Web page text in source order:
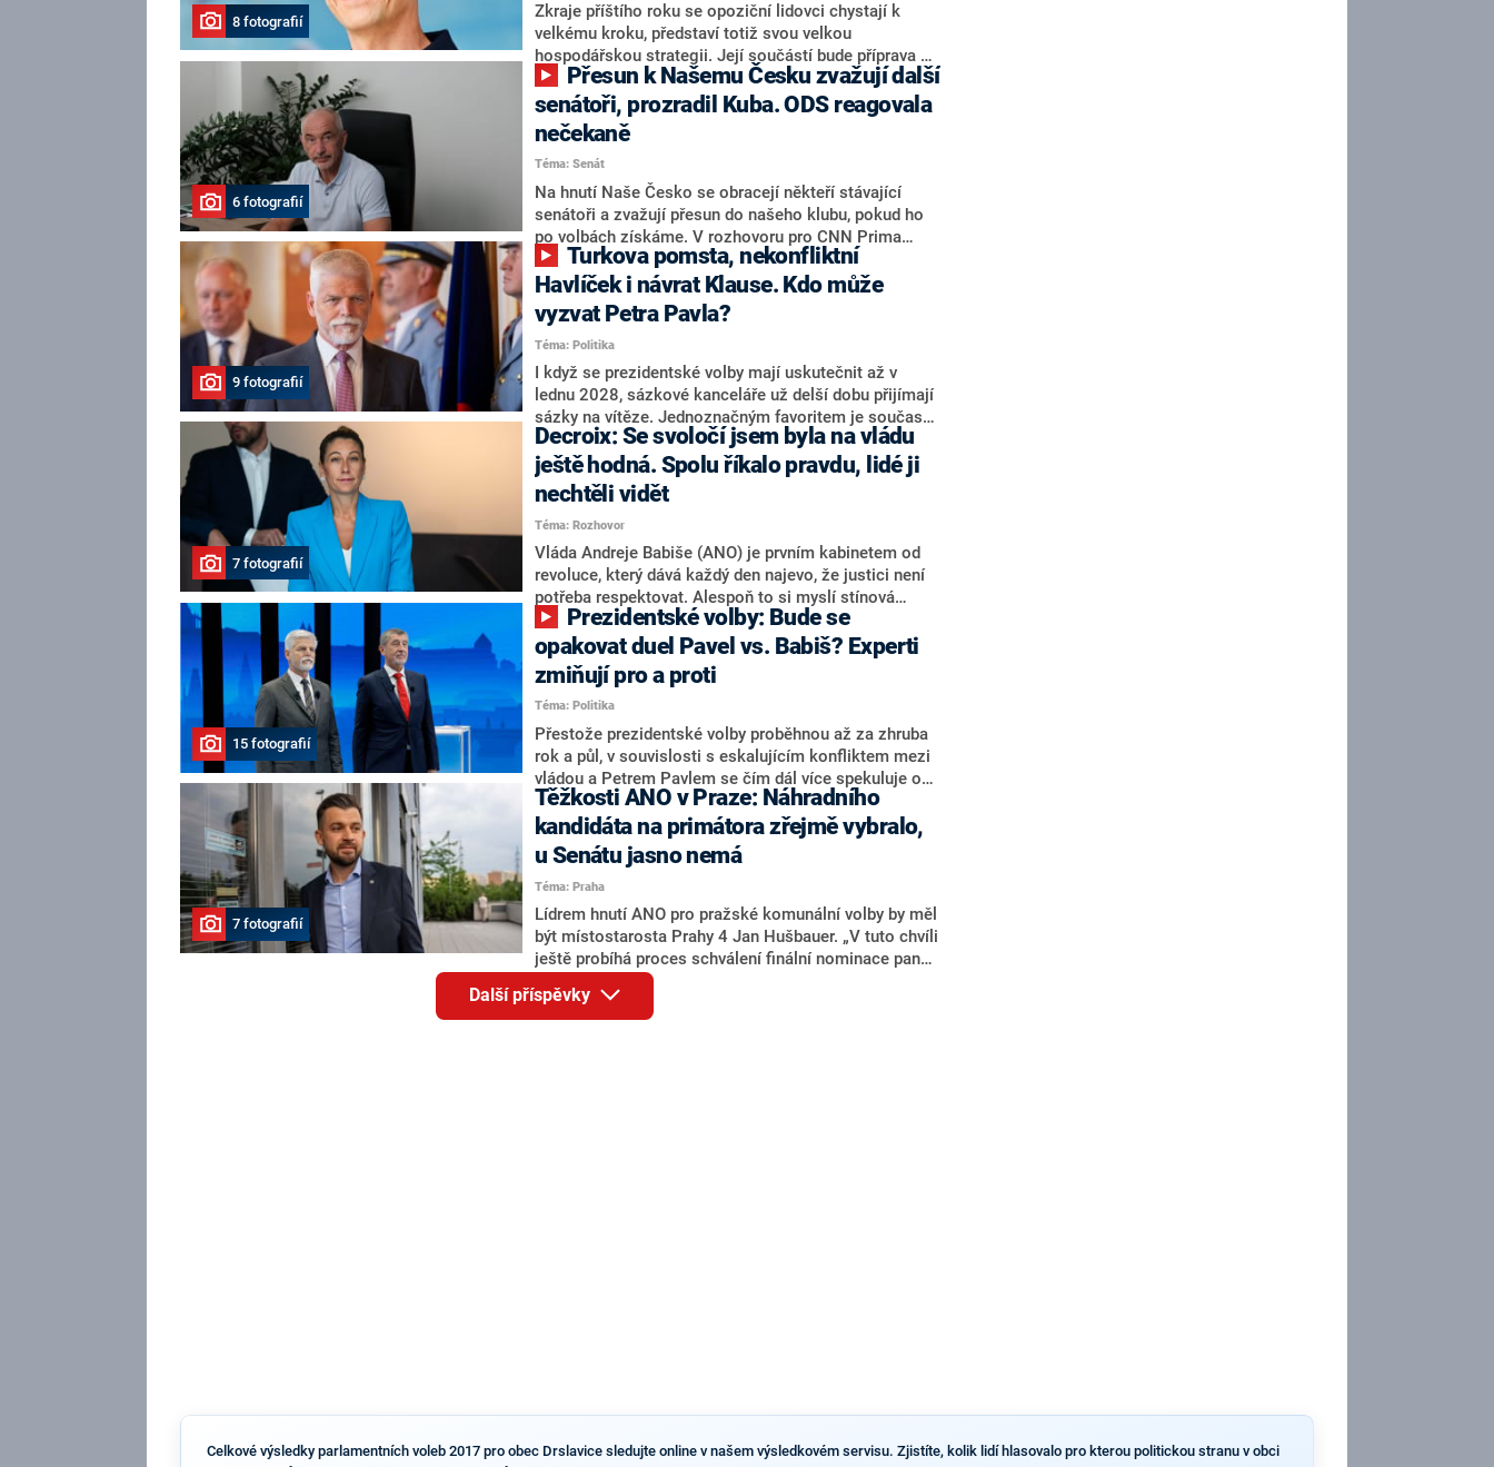
8 fotografií
Zkraje příštího roku se opoziční lidovci chystají k
velkému kroku, představí totiž svou velkou
hospodářskou strategii. Její součástí bude příprava na
stárnutí populace, řekl ve středu na setkání s novináři
nový předseda lidovců Jan Grolich. Ten zároveň v
senátních volbách kandiduje ve Vyškově. Popsal i
aktivitu opozice, o níž vládní strany nebo političtí
komentátoři mluví jako o slabé a v defenzivě. „Je to
úmorná práce upozorňovat na chyby vlády. Ministři s
námi navíc nechodí do debat. Chceme ale ukazovat
svoje témata,“ odpověděl Grolich na dotaz CNN Prima
NEWS.
6 fotografií
senátoři, prozradil Kuba. ODS reagovala
nečekaně
Téma: Senát
Na hnutí Naše Česko se obracejí někteří stávající
senátoři a zvažují přesun do našeho klubu, pokud ho
po volbách získáme. V rozhovoru pro CNN Prima
NEWS to řekl zakladatel hnutí a jihočeský hejtman
Martin Kuba. Konkrétní nebyl, ale získat by takto mohl
například senátora Zdeňka Hrabu, který je dnes
součástí klubu ODS a TOP 09. Hraba to na dotaz
redakce nevyloučil. Předseda klubu senátorů ODS
Zdeněk Nytra redakci řekl, že počítá s odchodem
některých senátorů z klubu a že Naše Česko není
nepřítel, ale soupeř.
9 fotografií
Havlíček i návrat Klause. Kdo může
vyzvat Petra Pavla?
Téma: Politika
I když se prezidentské volby mají uskutečnit až v
lednu 2028, sázkové kanceláře už delší dobu přijímají
sázky na vítěze. Jednoznačným favoritem je současná
hlava státu Petr Pavel. Daleko za ním pak bookmakeři
zmiňují dva výrazné politiky ANO, tedy premiéra
Andreje Babiše a ministra průmyslu Karla Havlíčka.
Oblíbeným tipem samotných sázkařů je poslanec za
Motoristy Filip Turek. Politolog Jan Kubáček nicméně
o případné kandidatuře kohokoliv ze zmíněné trojice
značně pochybuje. Podle něj současná koalice dosud
nemá osobu, která by Pavlovi mohla konkurovat.
7 fotografií
Decroix: Se svoločí jsem byla na vládu
ještě hodná. Spolu říkalo pravdu, lidé ji
nechtěli vidět
Téma: Rozhovor
Vláda Andreje Babiše (ANO) je prvním kabinetem od
revoluce, který dává každý den najevo, že justici není
potřeba respektovat. Alespoň to si myslí stínová
ministryně spravedlnosti ODS Eva Decroix. V
rozhovoru pro CNN Prima NEWS si nebrala servítky
ohledně politického výkonu svého nástupce Jeronýma
Tejce (za ANO) či vládní zmocněnkyně pro lidská
práva Taťány Malé (ANO). Označením „svoloč“ na
adresu vlády prý byla ještě hodná. Decroix se také
vrátila k volební porážce koalice Spolu či promluvila o
hnutí Naše Česko Martina Kuby.
15 fotografií
opakovat duel Pavel vs. Babiš? Experti
zmiňují pro a proti
Téma: Politika
Přestože prezidentské volby proběhnou až za zhruba
rok a půl, v souvislosti s eskalujícím konfliktem mezi
vládou a Petrem Pavlem se čím dál více spekuluje o
tom, koho by do bitvy o Hrad mohla vyslat současná
koalice. Někteří političtí komentátoři znovu vytahují
jméno premiéra Andreje Babiše (ANO). Jak moc je
pravděpodobné, že se v prezidentských volbách 2028
bude znovu opakovat souboj z roku 2023?
7 fotografií
Těžkosti ANO v Praze: Náhradního
kandidáta na primátora zřejmě vybralo,
u Senátu jasno nemá
Téma: Praha
Lídrem hnutí ANO pro pražské komunální volby by měl
být místostarosta Prahy 4 Jan Hušbauer. „V tuto chvíli
ještě probíhá proces schválení finální nominace pana
Jana Hušbauera Výborem hnutí ANO,“ uvedl pro
redakci místopředseda pražského ANO Martin
Benkovič. O Hušbauerovi se spekulovalo jako o
Další příspěvky
Celkové výsledky parlamentních voleb 2017 pro obec Drslavice sledujte online v našem výsledkovém servisu. Zjistíte, kolik lidí hlasovalo pro kterou politickou stranu v obci